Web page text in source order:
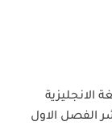
الانجليزية
الفصل الاول